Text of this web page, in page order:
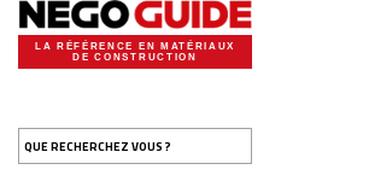
LA RÉFÉRENCE EN MATÉRIAUX
DE CONSTRUCTION
QUE RECHERCHEZ VOUS ?